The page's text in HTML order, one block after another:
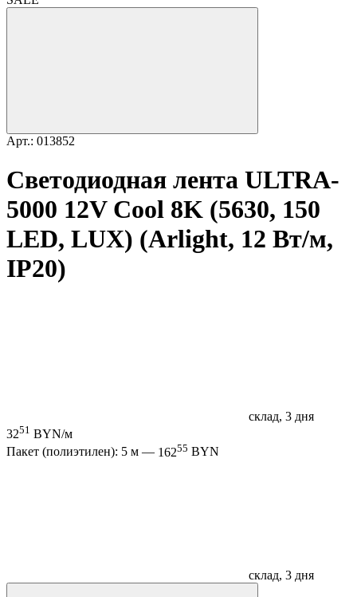
Арт.: 013852
Светодиодная лента ULTRA-
5000 12V Cool 8K (5630, 150
LED, LUX) (Arlight, 12 Вт/м,
IP20)
склад, 3 дня
3251 BYN/м
Пакет (полиэтилен): 5 м — 16255 BYN
склад, 3 дня